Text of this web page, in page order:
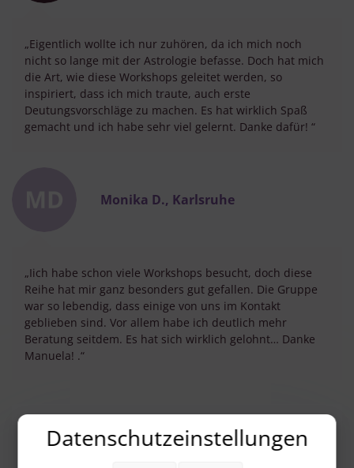
„Eigentlich wollte ich nur zuhören, da ich mich noch
nicht so lange mit der Astrologie befasse. Doch hat mich
die Art, wie diese Workshops geleitet werden, so
inspiriert, dass ich mich traute, auch erste
Deutungsvorschläge zu machen. Es hat wirklich Spaß
gemacht und ich habe sehr viel gelernt. Danke dafür! “
Monika D., Karlsruhe
„Iich habe schon viele Workshops besucht, doch diese
Reihe hat mir ganz besonders gut gefallen. Die Gruppe
war so lebendig, dass einige von uns im Kontakt
geblieben sind. Vor allem habe ich deutlich mehr
Beratung seitdem. Es hat sich wirklich gelohnt… Danke
Manuela! .“
Online-Workshop
Datenschutzeinstellungen